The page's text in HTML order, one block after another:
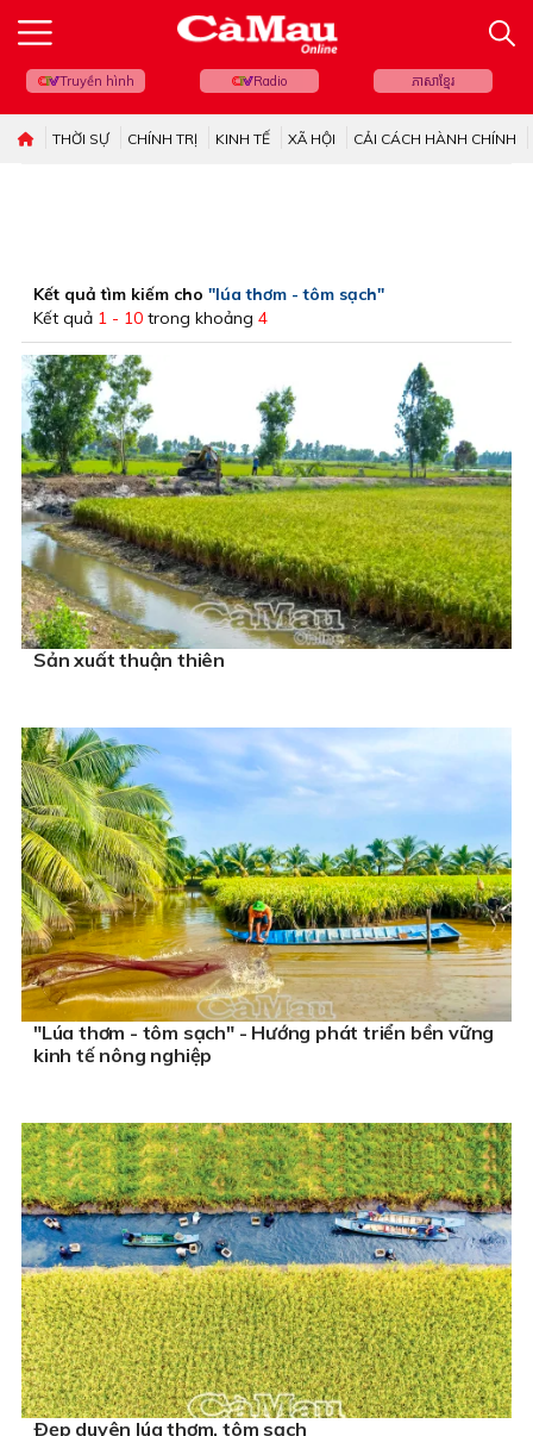
Truyền hình Radio ភាសាខ្មែរ
THỜI SỰ CHÍNH TRỊ KINH TẾ XÃ HỘI CẢI CÁCH HÀNH CHÍNH
Kết quả tìm kiếm cho "lúa thơm - tôm sạch"
Kết quả 1 - 10 trong khoảng 4
Sản xuất thuận thiên
"Lúa thơm - tôm sạch" - Hướng phát triển bền vững
kinh tế nông nghiệp
Ðẹp duyên lúa thơm, tôm sạch